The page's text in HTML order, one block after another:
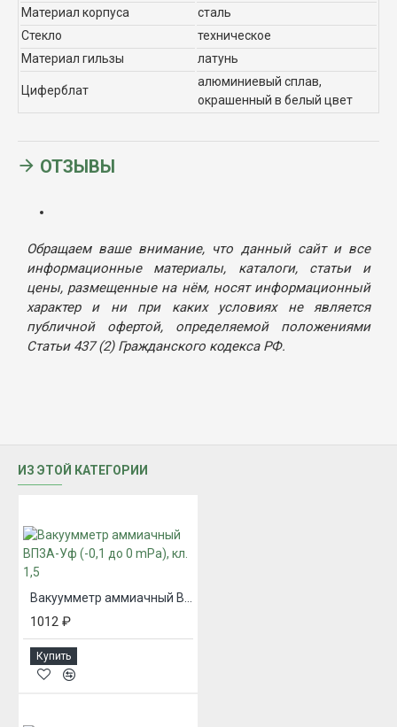
Материал корпуса
сталь
Стекло
техническое
Материал гильзы
латунь
Циферблат
алюминиевый сплав,
окрашенный в белый цвет
ОТЗЫВЫ
Обращаем ваше внимание, что данный сайт и все
информационные материалы, каталоги, статьи и
цены, размещенные на нём, носят информационный
характер и ни при каких условиях не является
публичной офертой, определяемой положениями
Статьи 437 (2) Гражданского кодекса РФ.
ИЗ ЭТОЙ КАТЕГОРИИ
1012 ₽
Купить